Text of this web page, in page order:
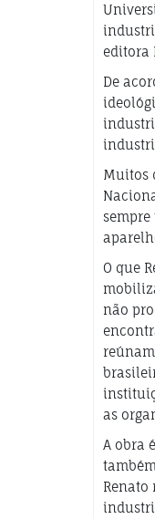
editora
De
Muitos
O que
não
as
A obra
Renato